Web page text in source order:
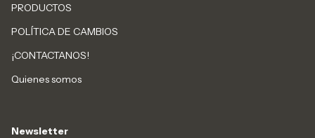
PRODUCTOS
POLÍTICA DE CAMBIOS
¡CONTACTANOS!
Quienes somos
Newsletter